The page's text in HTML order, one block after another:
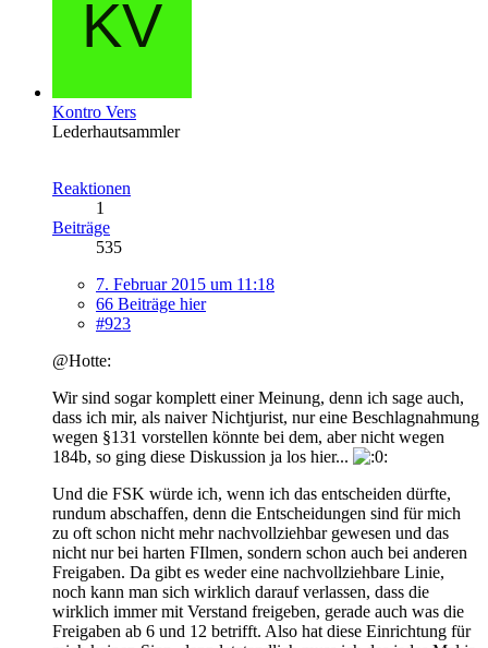
Kontro Vers
Lederhautsammler
Reaktionen
1
Beiträge
535
7. Februar 2015 um 11:18
66 Beiträge hier
#923
@Hotte:
Wir sind sogar komplett einer Meinung, denn ich sage auch,
dass ich mir, als naiver Nichtjurist, nur eine Beschlagnahmung
wegen §131 vorstellen könnte bei dem, aber nicht wegen
184b, so ging diese Diskussion ja los hier...
Und die FSK würde ich, wenn ich das entscheiden dürfte,
rundum abschaffen, denn die Entscheidungen sind für mich
zu oft schon nicht mehr nachvollziehbar gewesen und das
nicht nur bei harten FIlmen, sondern schon auch bei anderen
Freigaben. Da gibt es weder eine nachvollziehbare Linie,
noch kann man sich wirklich darauf verlassen, dass die
wirklich immer mit Verstand freigeben, gerade auch was die
Freigaben ab 6 und 12 betrifft. Also hat diese Einrichtung für